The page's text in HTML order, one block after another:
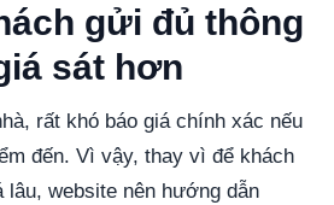
gửi đủ thông
sát hơn
rất khó báo giá chính xác nếu
đến. Vì vậy, thay vì để khách
lâu, website nên hướng dẫn